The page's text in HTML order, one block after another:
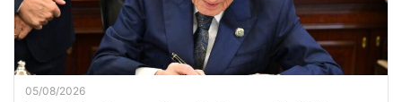
05/08/2026